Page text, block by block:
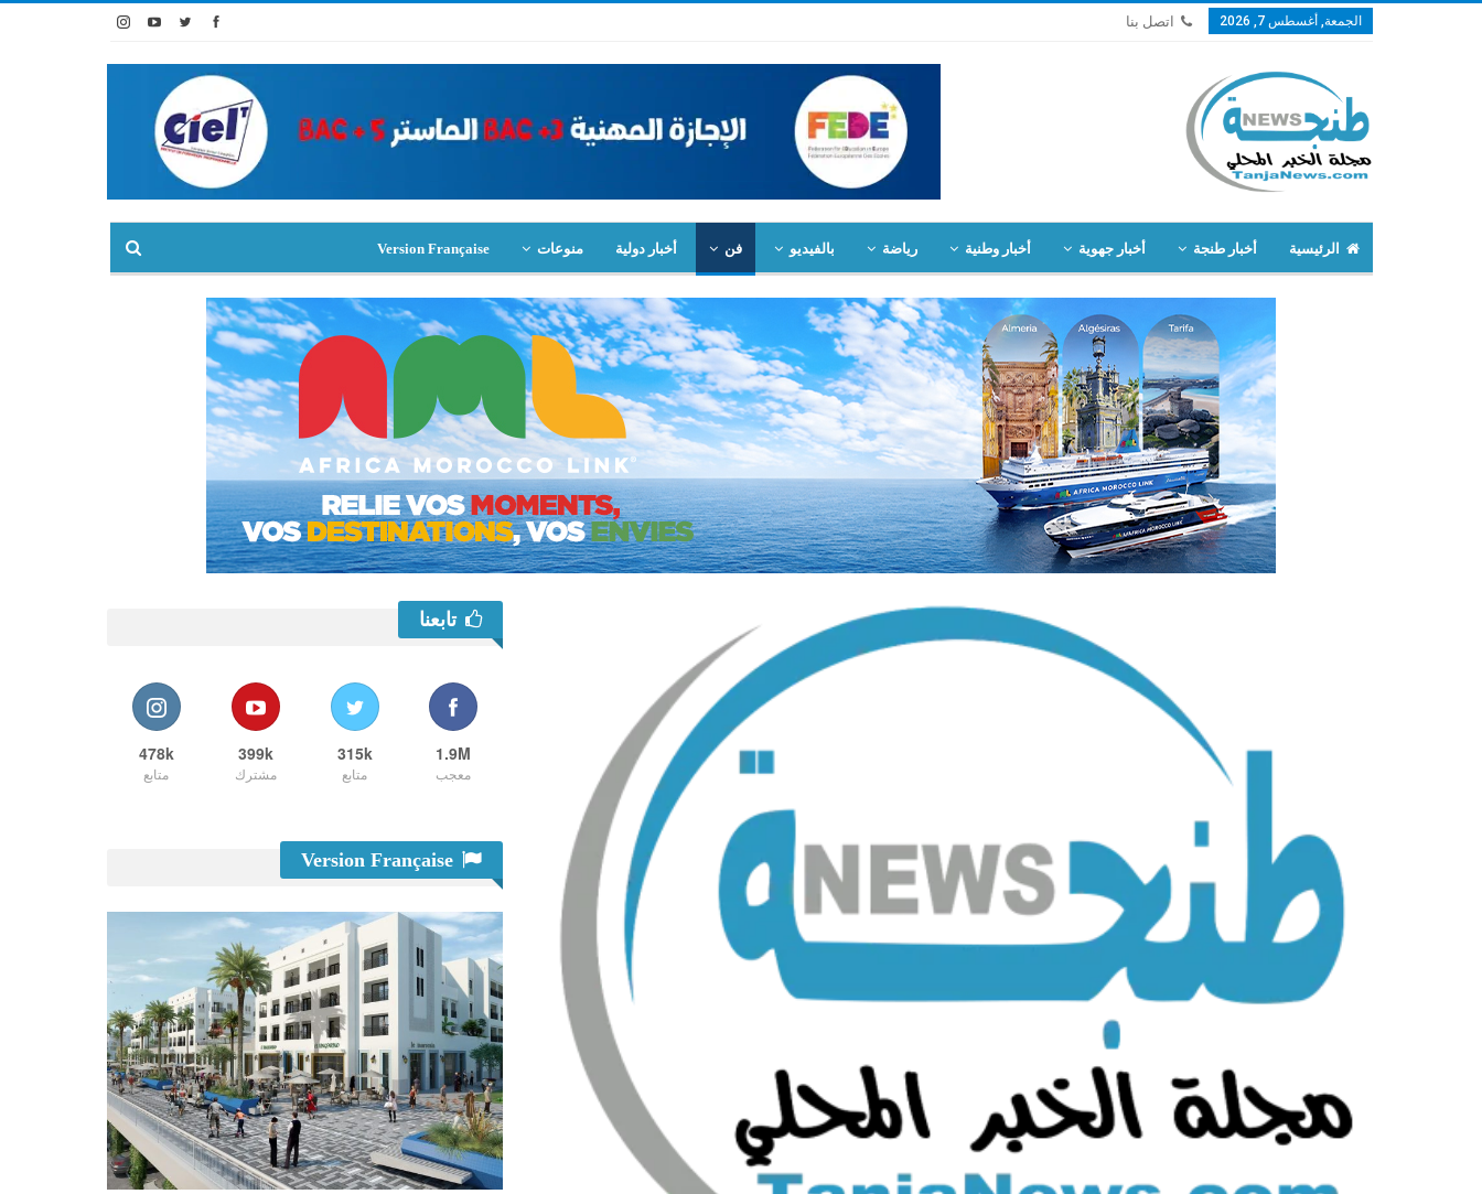
الجمعة, أغسطس 7, 2026 اتصل بنا
الرئيسية أخبار طنجة أخبار جهوية أخبار وطنية رياضة بالفيديو فن أخبار دولية منوعات Version Française
تابعنا
1.9M
معجب
315k
متابع
399k
مشترك
478k
متابع